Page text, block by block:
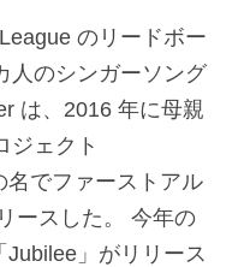
のリードボー
人のシンガーソング
は、2016 年に母親
ジェクト
名でファーストアル
ースした。 今年の
」がリリース